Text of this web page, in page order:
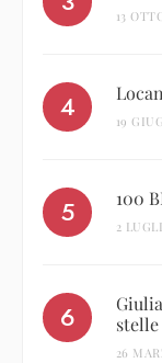
13
19
100
2
stelle
26